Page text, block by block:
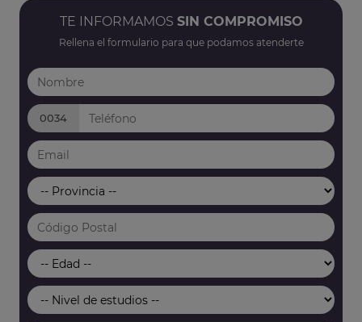
TE INFORMAMOS SIN COMPROMISO
Rellena el formulario para que podamos atenderte
0034